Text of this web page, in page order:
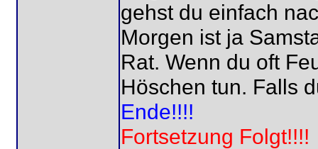
gehst du einfach
Morgen ist ja
Rat. Wenn du oft
Höschen tun. Falls
Ende!!!!
Fortsetzung Folgt!!!!